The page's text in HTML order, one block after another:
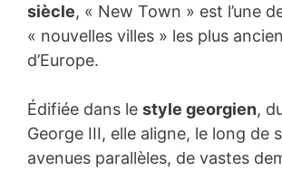
siècle, « New Town » est l’une
« nouvelles villes » les plus
d’Europe.
Édifiée dans le style georgien,
George III, elle aligne, le long de
avenues parallèles, de vastes